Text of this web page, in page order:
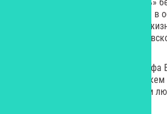
киностудии «Парамаунт» падала
самой большой любовью своей
Пола выскочила замуж за
Наверное, личная драма
весьма и весьма далек от того,
был великим любовником, богом